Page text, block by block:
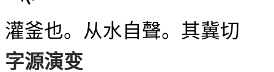
灌釜也。从水自聲。其冀切
字源演变